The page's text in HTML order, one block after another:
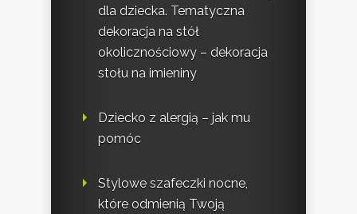
dla dziecka. Tematyczna
dekoracja na stół
okolicznościowy – dekoracja
stołu na imieniny
Dziecko z alergią – jak mu
pomóc
Stylowe szafeczki nocne,
które odmienią Twoją